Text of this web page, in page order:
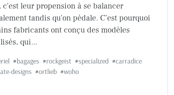
c'est leur propension à se balancer
tandis qu'on pédale. C’est pourquoi
fabricants ont conçu des modèles
qui...
#bagages #rockgeist #specialized #carradice
designs #ortlieb #woho